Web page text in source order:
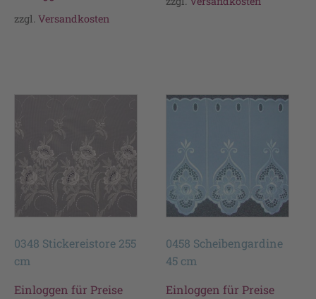
zzgl. Versandkosten
0348 Stickereistore 255
cm
Einloggen für Preise
0458 Scheibengardine
45 cm
Einloggen für Preise